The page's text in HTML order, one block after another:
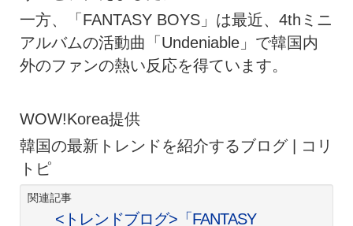
一方、「FANTASY BOYS」は最近、4thミニ
アルバムの活動曲「Undeniable」で韓国内
外のファンの熱い反応を得ています。
WOW!Korea提供
韓国の最新トレンドを紹介するブログ | コリ
トピ
関連記事
<トレンドブログ>「FANTASY